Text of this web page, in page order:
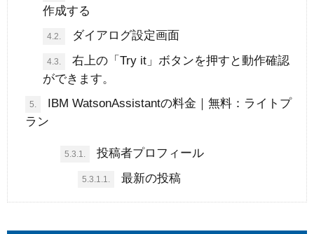
作成する
4.2. ダイアログ設定画面
4.3.
右上の「Try it」ボタンを押すと動作確認
ができます。
5.
IBM WatsonAssistantの料金｜無料：ライトプ
ラン
5.3.1. 投稿者プロフィール
5.3.1.1. 最新の投稿